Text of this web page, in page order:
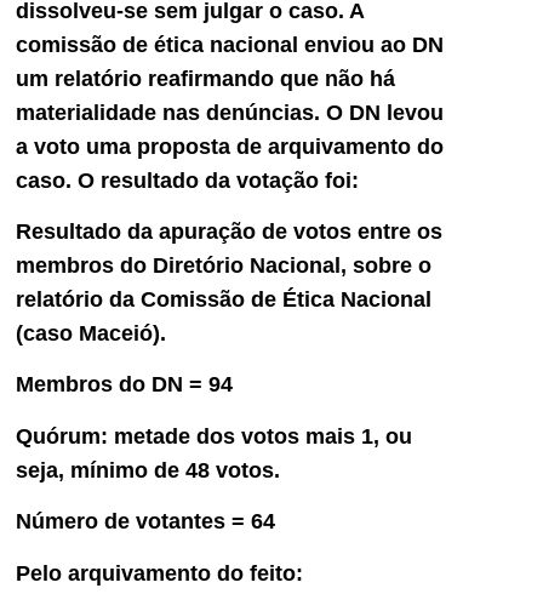
dissolveu-se sem julgar o caso. A
comissão de ética nacional enviou ao DN
um relatório reafirmando que não há
materialidade nas denúncias. O DN levou
a voto uma proposta de arquivamento do
caso. O resultado da votação foi:
Resultado da apuração de votos entre os
membros do Diretório Nacional, sobre o
relatório da Comissão de Ética Nacional
(caso Maceió).
Membros do DN = 94
Quórum: metade dos votos mais 1, ou
seja, mínimo de 48 votos.
Número de votantes = 64
Pelo arquivamento do feito: